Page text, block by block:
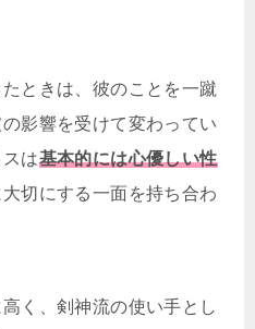
ときは、彼のことを一蹴
影響を受けて変わってい
は基本的には心優しい性
切にする一面を持ち合わ
く、剣神流の使い手とし